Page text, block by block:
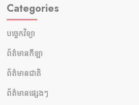
Categories
បច្ចេកវិទ្យា
ព័ត៌មានកីឡា
ព័ត៌មានជាតិ
ព័ត៌មានផ្សេងៗ